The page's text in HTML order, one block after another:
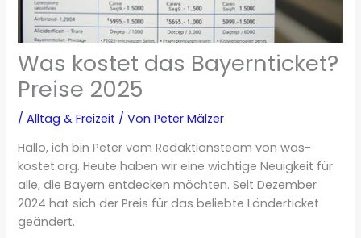
Was kostet das Bayernticket?
Preise 2025
/Alltag & Freizeit / VonPeter Mälzer
Hallo, ich bin Peter vom Redaktionsteam von was-
kostet.org. Heute haben wir eine wichtige Neuigkeit für
alle, die Bayern entdecken möchten. Seit Dezember
2024 hat sich der Preis für das beliebte Länderticket
geändert.